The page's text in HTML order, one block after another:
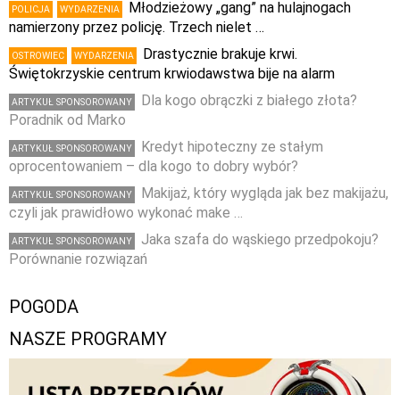
POLICJA WYDARZENIA
Młodzieżowy „gang” na hulajnogach
namierzony przez policję. Trzech nielet …
OSTROWIEC WYDARZENIA
Drastycznie brakuje krwi.
Świętokrzyskie centrum krwiodawstwa bije na alarm
ARTYKUŁ SPONSOROWANY
Dla kogo obrączki z białego złota?
Poradnik od Marko
ARTYKUŁ SPONSOROWANY
Kredyt hipoteczny ze stałym
oprocentowaniem – dla kogo to dobry wybór?
ARTYKUŁ SPONSOROWANY
Makijaż, który wygląda jak bez makijażu,
czyli jak prawidłowo wykonać make …
ARTYKUŁ SPONSOROWANY
Jaka szafa do wąskiego przedpokoju?
Porównanie rozwiązań
POGODA
NASZE PROGRAMY